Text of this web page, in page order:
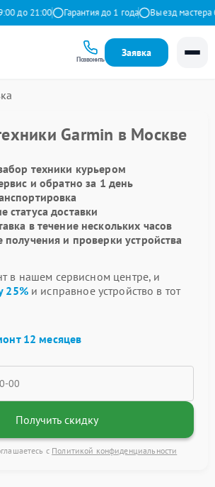
до 21:00 Гарантия до 1 года Выезд мастера
Позвонить
Заявка
Garmin в Москве
техники курьером
и обратно за 1 день
статуса доставки
в течение нескольких часов
получения и проверки устройства
в нашем сервисном центре, и
25%и исправное устройство в тот
12 месяцев
Получить скидку
с Политикой конфиденциальности